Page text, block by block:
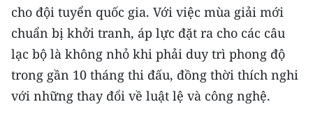
cho đội tuyển quốc gia. Với việc mùa giải mới
chuẩn bị khởi tranh, áp lực đặt ra cho các câu
lạc bộ là không nhỏ khi phải duy trì phong độ
trong gần 10 tháng thi đấu, đồng thời thích nghi
với những thay đổi về luật lệ và công nghệ.